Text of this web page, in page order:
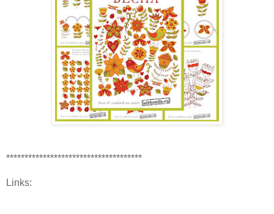
*************************************
Links: